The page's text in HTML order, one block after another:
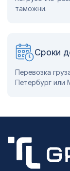
таможни.
Сроки
Перевозка
Петербург или